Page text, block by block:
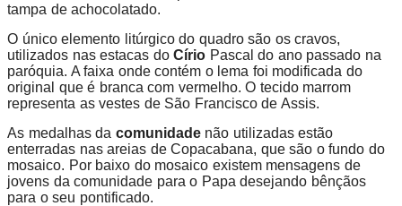
tampa de achocolatado.
O único elemento litúrgico do quadro são os cravos,
utilizados nas estacas do Círio Pascal do ano passado na
paróquia. A faixa onde contém o lema foi modificada do
original que é branca com vermelho. O tecido marrom
representa as vestes de São Francisco de Assis.
As medalhas da comunidadenão utilizadas estão
enterradas nas areias de Copacabana, que são o fundo do
mosaico. Por baixo do mosaico existem mensagens de
jovens da comunidade para o Papa desejando bênçãos
para o seu pontificado.